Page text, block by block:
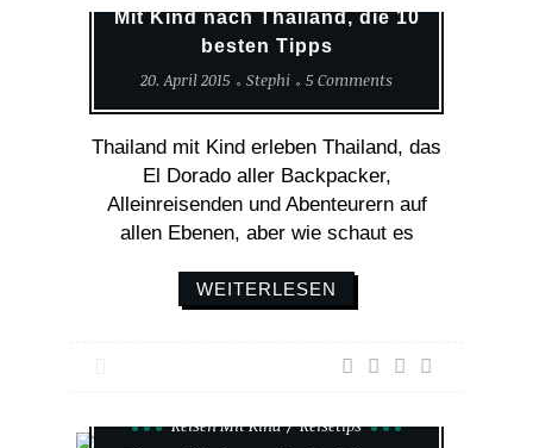
Mit Kind nach Thailand, die 10
besten Tipps
20. April 2015 Stephi 5 Comments
Thailand mit Kind erleben Thailand, das
El Dorado aller Backpacker,
Alleinreisenden und Abenteurern auf
allen Ebenen, aber wie schaut es
WEITERLESEN
Reisen Mit Kind Reisetips